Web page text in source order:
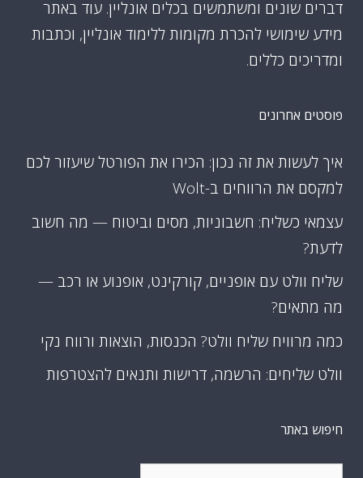
דברים שונים ומשתמשים בכלים אונליין. עוד באתר
מידע שימושי להכרת מקומות ללימוד אונליין, וכתבות
ומדריכים כללים.
פוסטים אחרונים
איך לעשות את זה נכון: הכירו את הפורטל שיעזור לכם
למקסם את הרווחים ב-Wolt
עצמאי כשליח: חשבוניות, מסים וביטוח — מה חשוב
לדעת?
שליח וולט עם אופניים, קורקינט, אופנוע או רכב —
מה מתאים?
כמה מרוויח שליח וולט? הכנסות, הוצאות ורווח נקי
וולט שליחים: הרשמה, דרישות ותנאים להצטרפות
חיפוש באתר